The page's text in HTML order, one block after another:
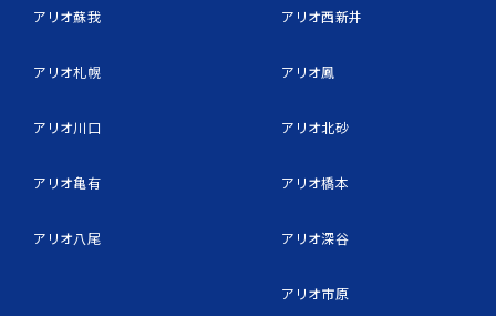
アリオ蘇我
アリオ札幌
アリオ川口
アリオ亀有
アリオ八尾
アリオ西新井
アリオ鳳
アリオ北砂
アリオ橋本
アリオ深谷
アリオ市原